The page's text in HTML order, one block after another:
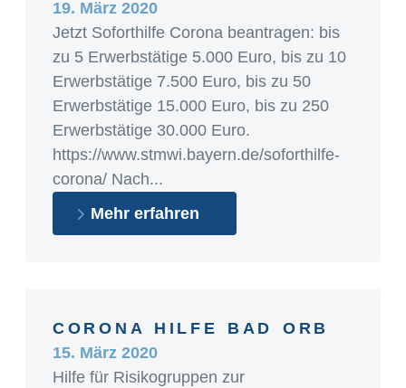
19. März 2020
Jetzt Soforthilfe Corona beantragen: bis
zu 5 Erwerbstätige 5.000 Euro, bis zu 10
Erwerbstätige 7.500 Euro, bis zu 50
Erwerbstätige 15.000 Euro, bis zu 250
Erwerbstätige 30.000 Euro.
https://www.stmwi.bayern.de/soforthilfe-
corona/ Nach...
Mehr erfahren
CORONA HILFE BAD ORB
15. März 2020
Hilfe für Risikogruppen zur